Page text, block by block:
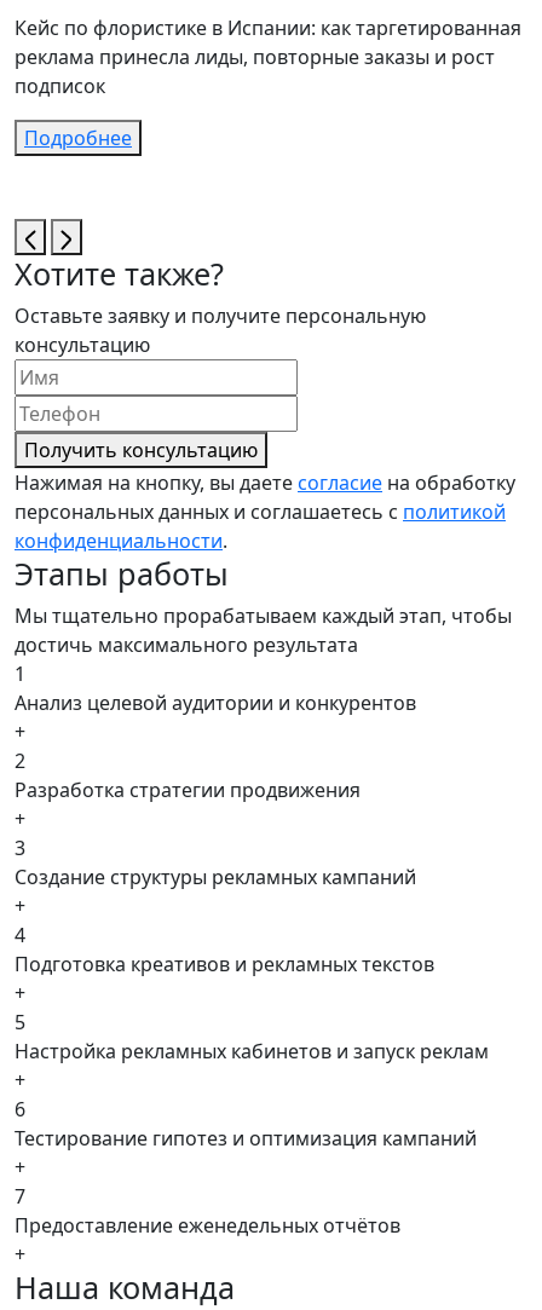
Кейс по флористике в Испании: как таргетированная
реклама принесла лиды, повторные заказы и рост
подписок
Подробнее
Хотите также?
Оставьте заявку и получите персональную
консультацию
Получить консультацию
Нажимая на кнопку, вы даетесогласие на обработку
персональных данных и соглашаетесь с политикой
конфиденциальности.
Этапы работы
Мы тщательно прорабатываем каждый этап, чтобы
достичь максимального результата
1
Анализ целевой аудитории и конкурентов
+
2
Разработка стратегии продвижения
+
3
Создание структуры рекламных кампаний
+
4
Подготовка креативов и рекламных текстов
+
5
Настройка рекламных кабинетов и запуск реклам
+
6
Тестирование гипотез и оптимизация кампаний
+
7
Предоставление еженедельных отчётов
+
Наша команда